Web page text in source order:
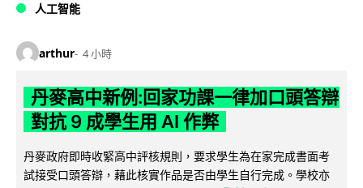
人工智能
arthur 4 小時
丹麥高中新例:回家功課一律加口頭答辯
對抗 9 成學生用 AI 作弊
丹麥政府即時收緊高中評核規則，要求學生為在家完成書面考
試接受口頭答辯，藉此核實作品是否由學生自行完成。學校亦